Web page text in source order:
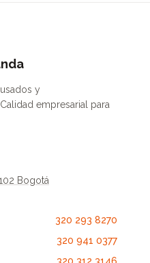
y
empresarial para
Bogotá
320 293 8270
320 941 0377